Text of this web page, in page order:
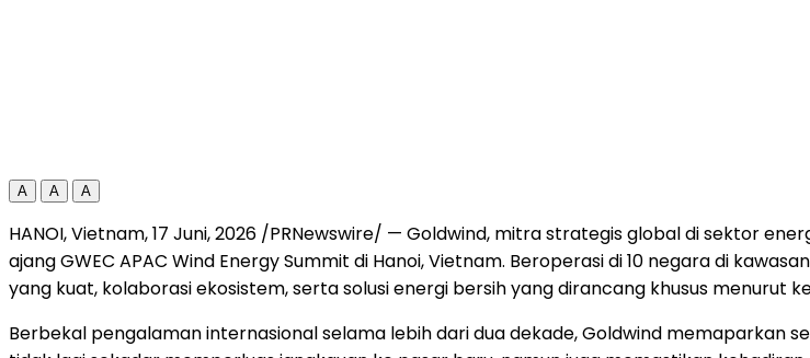
A A A
HANOI, Vietnam,17 Juni, 2026 /PRNewswire/ — Goldwind, mitra strategis global di sektor
ajang GWEC APAC Wind Energy Summit di Hanoi, Vietnam. Beroperasi di 10 negara di
yang kuat, kolaborasi ekosistem, serta solusi energi bersih yang dirancang khusus menurut
Berbekal pengalaman internasional selama lebih dari dua dekade, Goldwind memaparkan